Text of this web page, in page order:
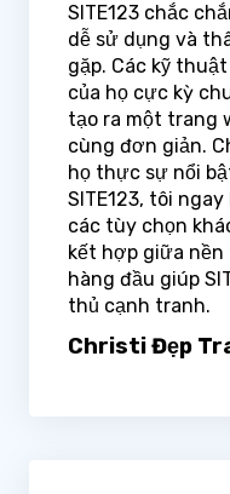
SITE123 chắc
dễ sử dụng và
gặp. Các kỹ
của họ cực kỳ
tạo ra một trang
cùng đơn giản.
họ thực sự nổi
SITE123, tôi
các tùy chọn
kết hợp giữa
hàng đầu giúp
thủ cạnh tranh.
Christi Đẹp